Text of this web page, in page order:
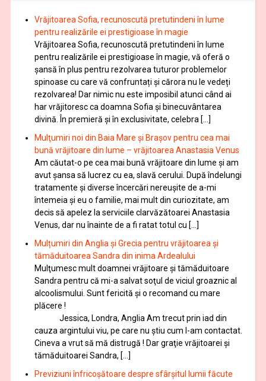
Vrăjitoarea Sofia, recunoscută pretutindeni în lume
pentru realizările ei prestigioase în magie
Vrăjitoarea Sofia, recunoscută pretutindeni în lume
pentru realizările ei prestigioase în magie, vă oferă o
şansă în plus pentru rezolvarea tuturor problemelor
spinoase cu care vă confruntați și cărora nu le vedeți
rezolvarea! Dar nimic nu este imposibil atunci când ai
har vrăjitoresc ca doamna Sofia şi binecuvântarea
divină. În premieră şi în exclusivitate, celebra […]
Mulţumiri noi din Baia Mare și Brașov pentru cea mai
bună vrăjitoare din lume – vrăjitoarea Anastasia Venus
Am căutat-o pe cea mai bună vrăjitoare din lume și am
avut șansa să lucrez cu ea, slavă cerului. După îndelungi
tratamente şi diverse încercări nereușite de a-mi
întemeia şi eu o familie, mai mult din curiozitate, am
decis să apelez la serviciile clarvăzătoarei Anastasia
Venus, dar nu înainte de a fi ratat totul cu […]
Mulțumiri din Anglia și Grecia pentru vrăjitoarea și
tămăduitoarea Sandra din inima Ardealului
Mulţumesc mult doamnei vrăjitoare și tămăduitoare
Sandra pentru că mi-a salvat soţul de viciul groaznic al
alcoolismului. Sunt fericită și o recomand cu mare
plăcere !
Jessica, Londra, Anglia Am trecut prin iad din
cauza argintului viu, pe care nu știu cum l-am contactat.
Cineva a vrut să mă distrugă ! Dar graţie vrăjitoarei și
tămăduitoarei Sandra, […]
Previziuni înfricoșătoare despre sfârșitul lumii făcute